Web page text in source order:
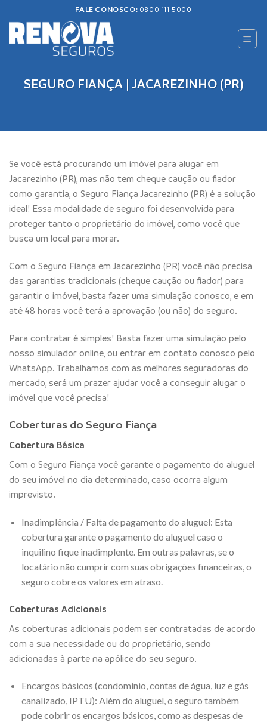
to
content
FALE CONOSCO: 0800 111 5000
SEGURO FIANÇA | JACAREZINHO (PR)
Se você está procurando um imóvel para alugar em
Jacarezinho (PR), mas não tem cheque caução ou fiador
como garantia, o Seguro Fiança Jacarezinho (PR) é a solução
ideal! Essa modalidade de seguro foi desenvolvida para
proteger tanto o proprietário do imóvel, como você que
busca um local para morar.
Com o Seguro Fiança em Jacarezinho (PR) você não precisa
das garantias tradicionais (cheque caução ou fiador) para
garantir o imóvel, basta fazer uma simulação conosco, e em
até 48 horas você terá a aprovação (ou não) do seguro.
Para contratar é simples! Basta fazer uma simulação pelo
nosso simulador online, ou entrar em contato conosco pelo
WhatsApp. Trabalhamos com as melhores seguradoras do
mercado, será um prazer ajudar você a conseguir alugar o
imóvel que você precisa!
Coberturas do Seguro Fiança
Cobertura Básica
Com o Seguro Fiança você garante o pagamento do aluguel
do seu imóvel no dia determinado, caso ocorra algum
imprevisto.
Inadimplência / Falta de pagamento do aluguel: Esta
cobertura garante o pagamento do aluguel caso o
inquilino fique inadimplente. Em outras palavras, se o
locatário não cumprir com suas obrigações financeiras, o
seguro cobre os valores em atraso.
Coberturas Adicionais
As coberturas adicionais podem ser contratadas de acordo
com a sua necessidade ou do proprietário, sendo
adicionadas à parte na apólice do seu seguro.
Encargos básicos (condomínio, contas de água, luz e gás
canalizado, IPTU): Além do aluguel, o seguro também
pode cobrir os encargos básicos, como as despesas de